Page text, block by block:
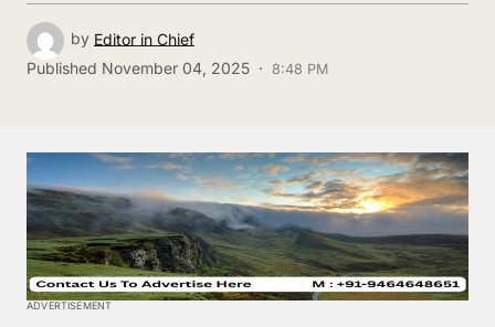
by Editor in Chief
Published November 04, 2025 · 8:48 PM
ADVERTISEMENT